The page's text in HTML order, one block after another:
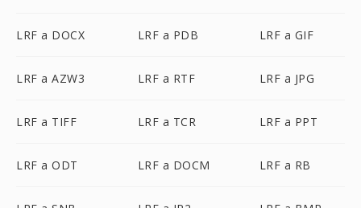
LRF a DOCX LRF a PDB LRF a GIF
LRF a AZW3 LRF a RTF LRF a JPG
LRF a TIFF LRF a TCR LRF a PPT
LRF a ODT LRF a DOCM LRF a RB